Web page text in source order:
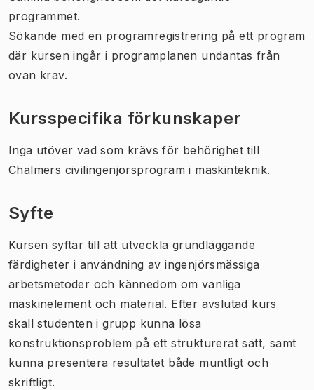
programmet.
Sökande med en programregistrering på ett program
där kursen ingår i programplanen undantas från
ovan krav.
Kursspecifika förkunskaper
Inga utöver vad som krävs för behörighet till
Chalmers civilingenjörsprogram i maskinteknik.
Syfte
Kursen syftar till att utveckla grundläggande
färdigheter i användning av ingenjörsmässiga
arbetsmetoder och kännedom om vanliga
maskinelement och material. Efter avslutad kurs
skall studenten i grupp kunna lösa
konstruktionsproblem på ett strukturerat sätt, samt
kunna presentera resultatet både muntligt och
skriftligt.